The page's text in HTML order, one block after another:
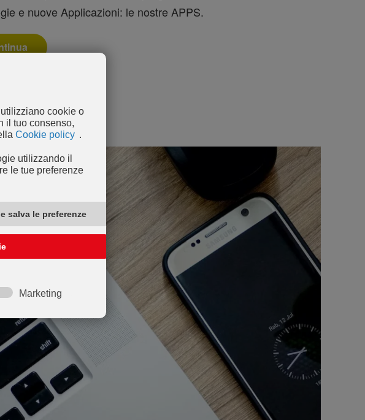
e nuove Applicazioni: le nostre APPS.